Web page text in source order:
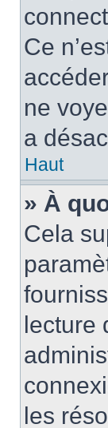
Ce
ne
a
Haut
» À
Cela
lecture
les